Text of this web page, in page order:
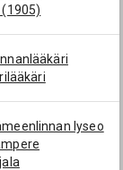
(1905)
lyseo